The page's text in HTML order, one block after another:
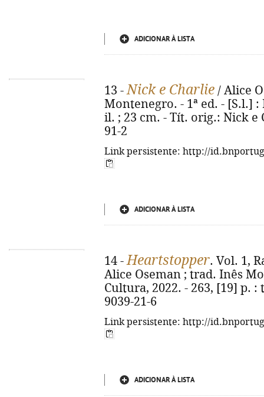
ADICIONAR À LISTA
13 -Nick e Charlie / Alice
Montenegro. - 1ª ed. - [S.l.]
il. ; 23 cm. - Tít. orig.: Nick e
91-2
Link persistente: http://
ADICIONAR À LISTA
14 -Heartstopper. Vol. 1,
Alice Oseman ; trad. Inês
Cultura, 2022. - 263, [19] p. :
9039-21-6
Link persistente: http://
ADICIONAR À LISTA